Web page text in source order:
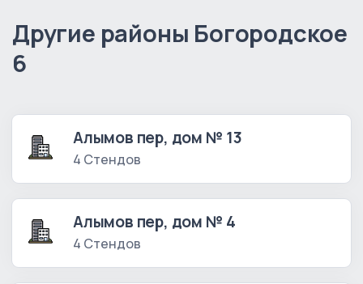
Другие районы Богородское
6
Алымов пер, дом № 13
4 Стендов
Алымов пер, дом № 4
4 Стендов